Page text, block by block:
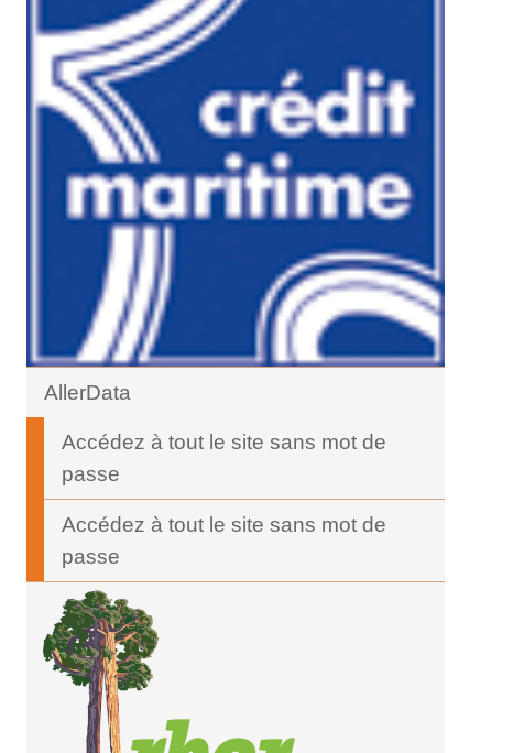
AllerData
Accédez à tout le site sans mot de
passe
Accédez à tout le site sans mot de
passe